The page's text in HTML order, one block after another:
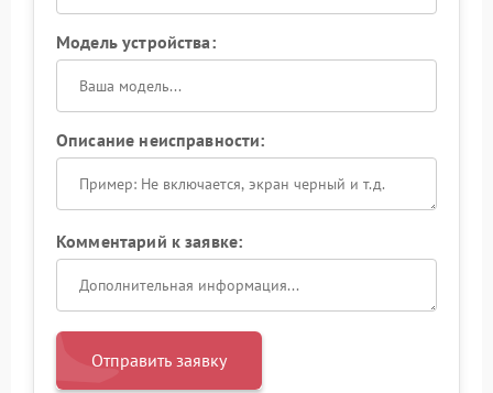
Модель устройства:
Описание неисправности:
Комментарий к заявке:
Отправить заявку